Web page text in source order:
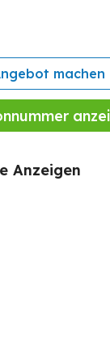
machen
Anzeigen